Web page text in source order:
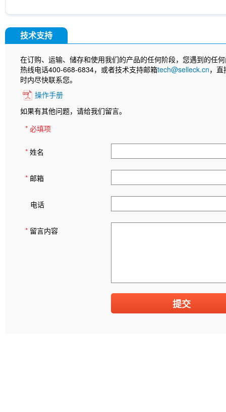
技术支持
在订购、运输、储存和使用我们的产品的任何阶段，您遇到的任
热线电话400-668-6834，或者技术支持邮箱tech@selleck.cn，
时内尽快联系您。
操作手册
如果有其他问题，请给我们留言。
* 必填项
* 姓名
* 邮箱
电话
* 留言内容